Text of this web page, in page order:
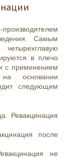
Самым
в плечо
с применением
основании
следующим
Ревакцинация
после
не